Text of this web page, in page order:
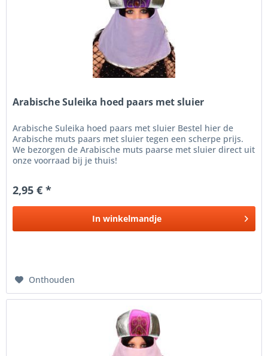
Arabische Suleika hoed paars met sluier
Arabische Suleika hoed paars met sluier Bestel hier de
Arabische muts paars met sluier tegen een scherpe prijs.
We bezorgen de Arabische muts paarse met sluier direct uit
onze voorraad bij je thuis!
2,95 € *
In winkelmandje
Onthouden